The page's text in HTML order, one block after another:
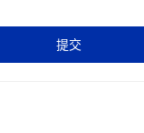
提交